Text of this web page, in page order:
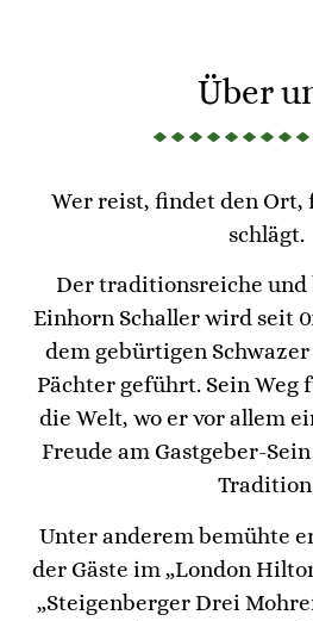
Über
Wer reist, findet den Ort,
schlägt.
Der traditionsreiche und
Einhorn Schaller wird seit
dem gebürtigen
Pächter geführt. Sein
die Welt, wo er vor allem
Freude am Gastgeber-
Unter anderem bemühte
der Gäste im „London
„Steigenberger Drei